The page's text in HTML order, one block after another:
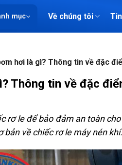
mục Về chúng tôi
hơi là gì? Thông tin về đặc
Thông tin về đặc
rơ le để bảo đảm an toàn
về chiếc rơ le máy nén khí.